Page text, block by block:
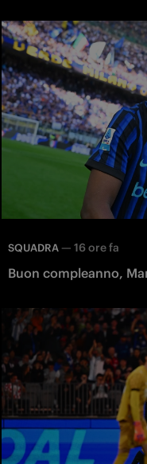
SQUADRA — 16 ore fa
Buon compleanno,